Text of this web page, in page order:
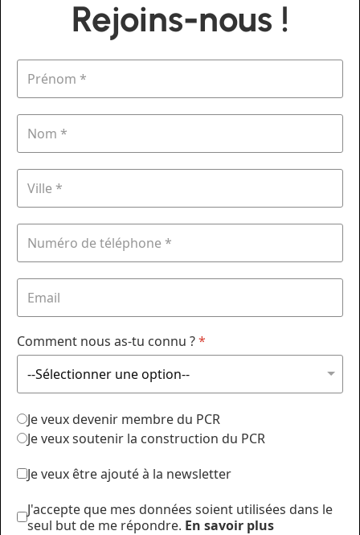
Rejoins-nous !
Comment nous as-tu connu ?*
Je veux devenir membre du PCR
Je veux soutenir la construction du PCR
Je veux être ajouté à la newsletter
J'accepte que mes données soient utilisées dans le
seul but de me répondre. En savoir plus